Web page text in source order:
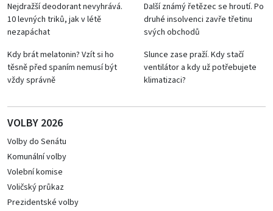
Nejdražší deodorant nevyhrává.
10 levných triků, jak v létě
nezapáchat
Další známý řetězec se hroutí. Po
druhé insolvenci zavře třetinu
svých obchodů
Kdy brát melatonin? Vzít si ho
těsně před spaním nemusí být
vždy správně
Slunce zase praží. Kdy stačí
ventilátor a kdy už potřebujete
klimatizaci?
VOLBY 2026
Volby do Senátu
Komunální volby
Volební komise
Voličský průkaz
Prezidentské volby